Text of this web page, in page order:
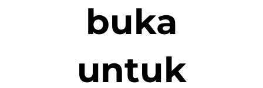
buka
untuk